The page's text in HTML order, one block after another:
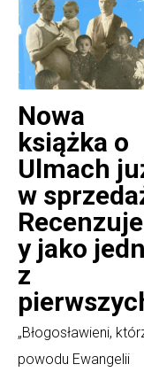
Nowa
książka o
Ulmach
w
y jako
z
„Błogosławieni,
powodu Ewangelii